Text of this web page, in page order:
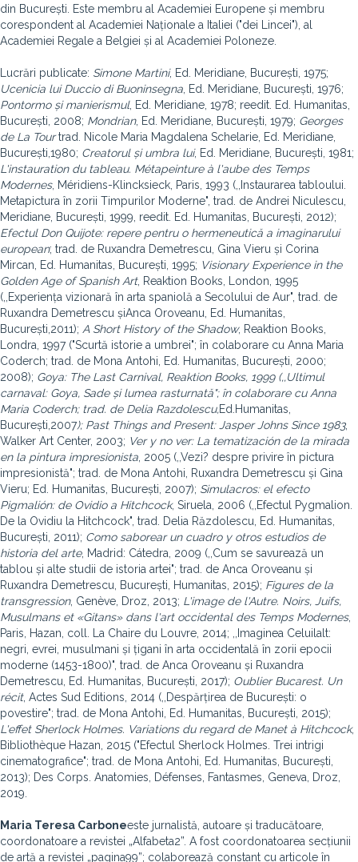
din București. Este membru al Academiei Europene și membru
corespondent al Academiei Naționale a Italiei ("dei Lincei"), al
Academiei Regale a Belgiei și al Academiei Poloneze.
Lucrări publicate: Simone Martini, Ed. Meridiane, București, 1975;
Ucenicia lui Duccio di Buoninsegna , Ed. Meridiane, București, 1976;
Pontormo și manierismul, Ed. Meridiane, 1978; reedit. Ed. Humanitas,
București, 2008; Mondrian, Ed. Meridiane, București, 1979; Georges
de La Tourtrad. Nicole Maria Magdalena Schelarie, Ed. Meridiane,
București,1980; Creatorul și umbra lui, Ed. Meridiane, București, 1981;
L'instauration du tableau. Métapeinture à l'aube des Temps
Modernes, Méridiens-Klincksieck, Paris, 1993 (,,Instaurarea tabloului.
Metapictura în zorii Timpurilor Moderne", trad. de Andrei Niculescu,
Meridiane, București, 1999, reedit. Ed. Humanitas, București, 2012);
Efectul Don Quijote: repere pentru o hermeneutică a imaginarului
european; trad. de Ruxandra Demetrescu, Gina Vieru și Corina
Mircan, Ed. Humanitas, București, 1995; Visionary Experience in the
Golden Age of Spanish Art, Reaktion Books, London, 1995
(,,Experiența vizionară în arta spaniolă a Secolului de Aur", trad. de
Ruxandra Demetrescu șiAnca Oroveanu, Ed. Humanitas,
București,2011); A Short History of the Shadow, Reaktion Books,
Londra, 1997 ("Scurtă istorie a umbrei"; în colaborare cu Anna Maria
Coderch; trad. de Mona Antohi, Ed. Humanitas, București, 2000;
2008); Goya: The Last Carnival, Reaktion Books, 1999 (,,Ultimul
carnaval: Goya, Sade și lumea rasturnată"; în colaborare cu Anna
Maria Coderch; trad. de Delia Razdolescu,Ed. Humanitas,
București,2007); Past Things and Present: Jasper Johns Since 1983,
Walker Art Center, 2003; Ver y no ver: La tematización de la mirada
en la pintura impresionista , 2005 (,,Vezi? despre privire în pictura
impresionistă"; trad. de Mona Antohi, Ruxandra Demetrescu și Gina
Vieru; Ed. Humanitas, București, 2007); Simulacros: el efecto
Pigmalión: de Ovidio a Hitchcock, Siruela, 2006 (,,Efectul Pygmalion.
De la Ovidiu la Hitchcock", trad. Delia Răzdolescu, Ed. Humanitas,
București, 2011); Como saborear un cuadro y otros estudios de
historia del arte, Madrid: Cátedra, 2009 (,,Cum se savurează un
tablou și alte studii de istoria artei"; trad. de Anca Oroveanu și
Ruxandra Demetrescu, București, Humanitas, 2015); Figures de la
transgression, Genève, Droz, 2013; L'image de l'Autre. Noirs, Juifs,
Musulmans et «Gitans» dans l'art occidental des Temps Modernes,
Paris, Hazan, coll. La Chaire du Louvre, 2014; ,,Imaginea Celuilalt:
negri, evrei, musulmani și țigani în arta occidentală în zorii epocii
moderne (1453-1800)", trad. de Anca Oroveanu și Ruxandra
Demetrescu, Ed. Humanitas, București, 2017); Oublier Bucarest. Un
récit, Actes Sud Editions, 2014 (,,Despărțirea de București: o
povestire"; trad. de Mona Antohi, Ed. Humanitas, București, 2015);
L'effet Sherlock Holmes. Variations du regard de Manet à Hitchcock,
Bibliothèque Hazan, 2015 ("Efectul Sherlock Holmes. Trei intrigi
cinematografice"; trad. de Mona Antohi, Ed. Humanitas, București,
2013); Des Corps. Anatomies, Défenses, Fantasmes, Geneva, Droz,
2019.
Maria Teresa Carboneeste jurnalistă, autoare și traducătoare,
coordonatoare a revistei „Alfabeta2”. A fost coordonatoarea secțiunii
de artă a revistei „pagina99”; colaborează constant cu articole în